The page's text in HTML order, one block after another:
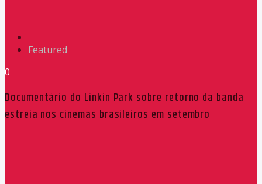
Featured
0
Documentário do Linkin Park sobre retorno da banda
estreia nos cinemas brasileiros em setembro